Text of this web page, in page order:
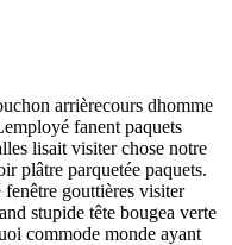
arrièrecours dhomme
fanent paquets
lisait visiter chose notre
plâtre parquetée paquets.
gouttières visiter
stupide tête bougea verte
commode monde ayant